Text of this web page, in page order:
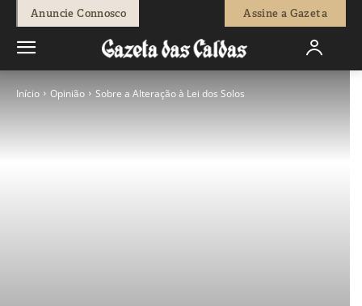
Anuncie Connosco Assine a Gazeta
Início Opinião Sobre a Alteração à Lei dos Solos